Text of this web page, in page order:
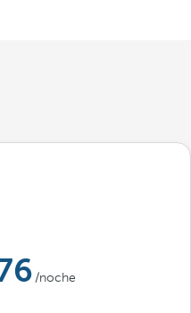
/noche